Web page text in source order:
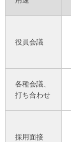
役員会議
各種会議、
打ち合わせ
採用面接